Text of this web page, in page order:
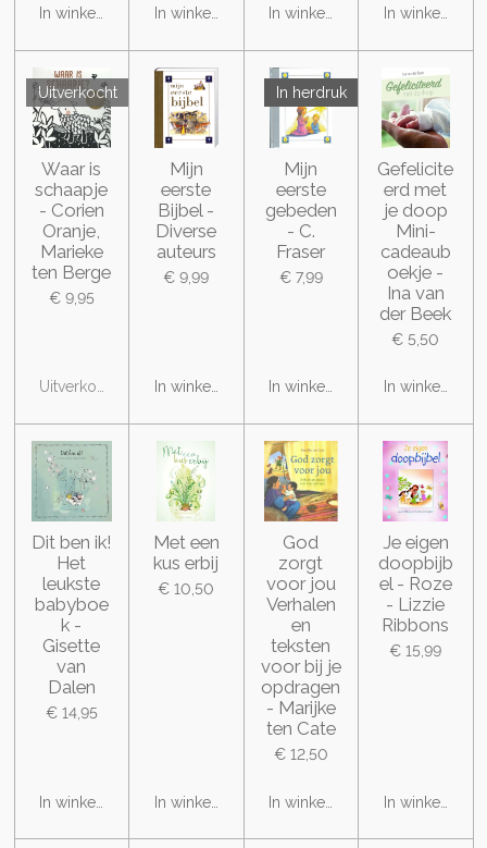
In winkelwagen In winkelwagen In winkelwagen In
Uitverkocht
Waar is
schaapje
- Corien
Oranje,
Marieke
ten Berge
€ 9,95
Uitverkocht
Mijn
eerste
Bijbel -
Diverse
auteurs
€ 9,99
In winkelwagen
In herdruk
Mijn
eerste
gebeden
- C.
Fraser
€ 7,99
In winkelwagen
Gefelicite
erd met
je doop
Mini-
cadeaub
oekje -
Ina van
der Beek
€ 5,50
In
Dit ben ik!
Het
leukste
babyboe
k -
Gisette
van
Dalen
€ 14,95
In winkelwagen
Met een
kus erbij
€ 10,50
In winkelwagen
God
zorgt
voor jou
Verhalen
en
teksten
voor bij je
opdragen
- Marijke
ten Cate
€ 12,50
In winkelwagen
Je eigen
doopbijb
el - Roze
- Lizzie
Ribbons
€ 15,99
In